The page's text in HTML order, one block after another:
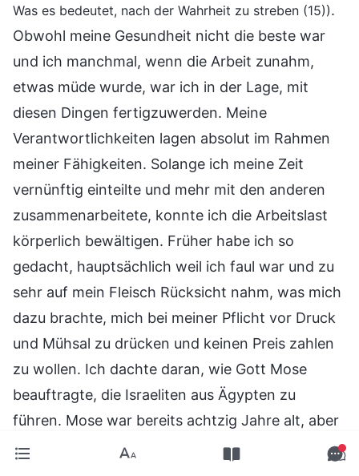
Was es bedeutet, nach der Wahrheit zu streben (15)).
Obwohl meine Gesundheit nicht die beste war
und ich manchmal, wenn die Arbeit zunahm,
etwas müde wurde, war ich in der Lage, mit
diesen Dingen fertigzuwerden. Meine
Verantwortlichkeiten lagen absolut im Rahmen
meiner Fähigkeiten. Solange ich meine Zeit
vernünftig einteilte und mehr mit den anderen
zusammenarbeitete, konnte ich die Arbeitslast
körperlich bewältigen. Früher habe ich so
gedacht, hauptsächlich weil ich faul war und zu
sehr auf mein Fleisch Rücksicht nahm, was mich
dazu brachte, mich bei meiner Pflicht vor Druck
und Mühsal zu drücken und keinen Preis zahlen
zu wollen. Ich dachte daran, wie Gott Mose
beauftragte, die Israeliten aus Ägypten zu
führen. Mose war bereits achtzig Jahre alt, aber
er sagte nicht, er sei zu alt, und lehnte Gottes